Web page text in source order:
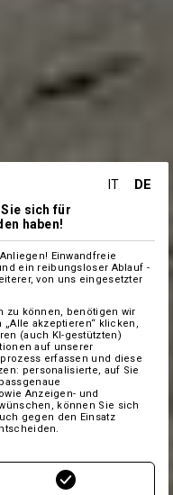
IT DE
sich für
haben!
Einwandfreie
ein reibungsloser Ablauf -
von uns eingesetzter
zu können, benötigen wir
akzeptieren“ klicken,
(auch KI-gestützten)
auf unserer
erfassen und diese
personalisierte, auf Sie
Anzeigen- und
können Sie sich
gegen den Einsatz